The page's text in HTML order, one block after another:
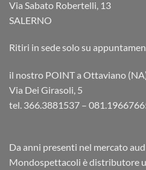
Via Sabato Robertelli, 13
SALERNO
Ritiri in sede solo su
il nostro POINT a Ottaviano
Via Dei Girasoli, 5
tel. 366.3881537 –
Da anni presenti nel mercato
Mondospettacoli è distributore